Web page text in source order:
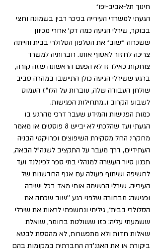
חינוך תל-אביב-יפו״
הגעתי למשרדי העירייה בכיכר רבין בשמונה וחצי
בבוקר, שירלי הגיעה כמה דק' אחרי מכיוון
ששכחה '״שוב״ את הטלפון הסלולרי בבית והייתה
צריכה לחזור לאסוף אותו. חברותיה למשרד
צוחקות כאילו זו לא הפעם הראשונה שזה קורה,
ברגע ששירלי הגיעה כולן התיישבו במהרה סביב
שולחן העבודה שלה, עוברות על הלו"ז העמוס
לשבוע הקרוב ו..מתחילות הפגישות.
כמות הפגישות והמידע שעבר דרכי מהרגע בו
הגעתי ועד שהלכתי לא יבייש 8 פוסטים או מאמר
מחקרי: החל מסקירת השיפוצים ופרויקטי הבניה
העתידיים, דרך מעבר על התקציב לשנה"ל הבאה,
תכנון סיור העשרה למנהלי בתי ספר לפינלנד ועד
לחשיפה ושיתוף פעולה עם אגף החדשנות של
העירייה. שירלי הרשימה אותי מאד בכל ישיבה
ופגישה: מבחורה שלפני רגע ''שוב שכחה את
הסלולרי בבית״, גיליתי ונחשפתי לראות את שירלי
ששמעתי עליה: כזו ששולטת בחומר, שואלת
שאלות חדות ולא מתפשרות, לא מהססת לבטא
ביקורת או את האגנ'דה החברתית במקומות בהם